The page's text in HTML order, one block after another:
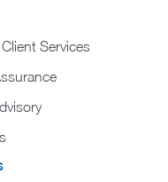
Services